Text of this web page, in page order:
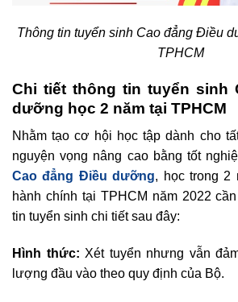
Thông tin tuyển sinh Cao đẳng Điều
TPHCM
Chi tiết thông tin tuyển sinh
dưỡng học 2 năm tại TPHCM
Nhằm tạo cơ hội học tập dành cho
nguyện vọng nâng cao bằng tốt
Cao đẳng Điều dưỡng, học trong 2
hành chính tại TPHCM năm 2022
tin tuyển sinh chi tiết sau đây:
Hình thức: Xét tuyển nhưng vẫn
lượng đầu vào theo quy định của Bộ.